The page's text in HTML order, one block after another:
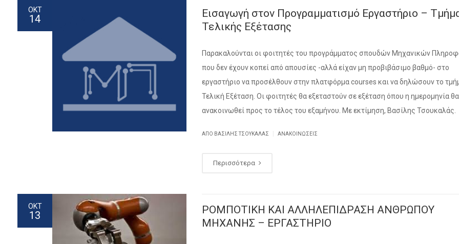
ΟΚΤ
14
Εισαγωγή στον Προγραμματισμό Εργαστήριο –
Τελικής Εξέτασης
Παρακαλούνται οι φοιτητές του προγράμματος σπουδών Μηχανικών
που δεν έχουν κοπεί από απουσίες -αλλά είχαν μη προβιβάσιμο βαθμό- στο
εργαστήριο να προσέλθουν στην πλατφόρμα courses και να δηλώσουν το
Τελική Εξέταση. Οι φοιτητές θα εξεταστούν σε εξέταση όπου η ημερομηνία θα
ανακοινωθεί προς το τέλος του εξαμήνου. Με εκτίμηση, Βασίλης Τσουκαλάς.
ΑΠΌ ΒΑΣΊΛΗΣ ΤΣΟΥΚΑΛΆΣ ΑΝΑΚΟΙΝΏΣΕΙΣ
Περισσότερα
ΟΚΤ
13
ΡΟΜΠΟΤΙΚΗ ΚΑΙ ΑΛΛΗΛΕΠΙΔΡΑΣΗ ΑΝΘΡΩΠΟΥ
ΜΗΧΑΝΗΣ – ΕΡΓΑΣΤΗΡΙΟ